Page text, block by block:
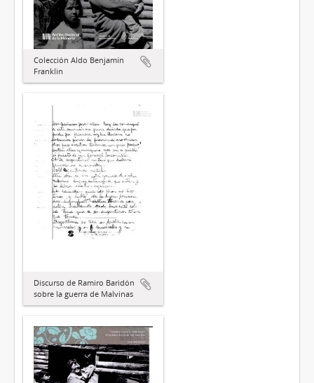
Colección Aldo Benjamín
Franklin
Discurso de Ramiro Baridón
sobre la guerra de Malvinas